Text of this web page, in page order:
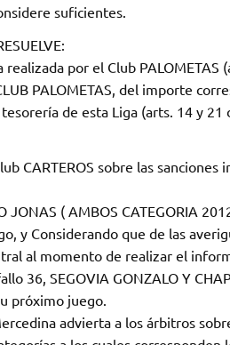
suficientes.
por el Club PALOMETAS
PALOMETAS, del importe
de esta Liga (arts. 14 y 21
CARTEROS sobre las sanciones
JONAS ( AMBOS CATEGORIA
y Considerando que de las
al momento de realizar el
36, SEGOVIA GONZALO Y
próximo juego.
advierta a los árbitros